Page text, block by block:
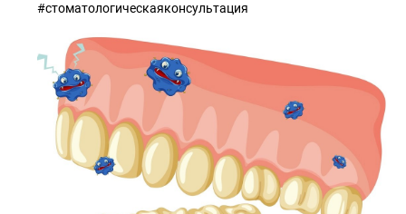
#стоматологическаяконсультация